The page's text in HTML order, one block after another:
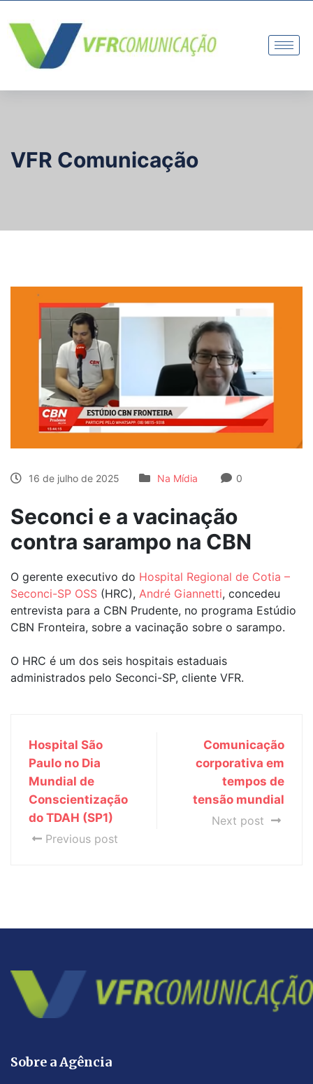
VFR Comunicação
16 de julho de 2025 Na Mídia 0
Seconci e a vacinação
contra sarampo na CBN
O gerente executivo do Hospital Regional de Cotia –
Seconci-SP OSS (HRC), André Giannetti, concedeu
entrevista para a CBN Prudente, no programa Estúdio
CBN Fronteira, sobre a vacinação sobre o sarampo.
O HRC é um dos seis hospitais estaduais
administrados pelo Seconci-SP, cliente VFR.
Hospital São
Paulo no Dia
Mundial de
Conscientização
do TDAH (SP1)
Previous post
Comunicação
corporativa em
tempos de
tensão mundial
Next post
Sobre a Agência